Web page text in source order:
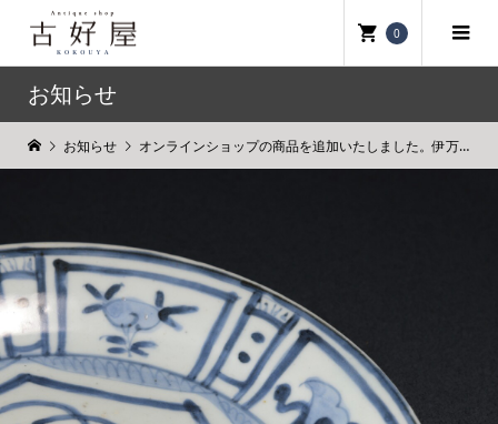
0
お知らせ
お知らせ オンラインショップの商品を追加いたしました。伊万里染付芙蓉手七寸皿